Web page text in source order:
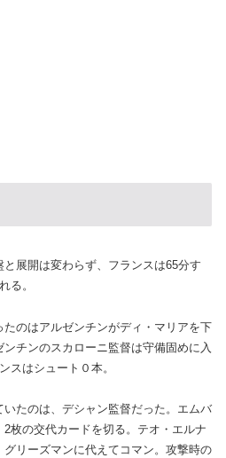
展開は変わらず、フランスは65分す
る。
のはアルゼンチンがディ・マリアを下
チンのスカローニ監督は守備固めに入
スはシュート０本。
たのは、デシャン監督だった。エムバ
枚の交代カードを切る。テオ・エルナ
リーズマンに代えてコマン。攻撃時の